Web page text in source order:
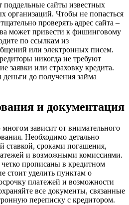
сайты известных
организаций. Чтобы не попасться
проверять адрес сайта –
может привести к фишинговому
по ссылкам из
или электронных писем.
никогда не требуют
заявки или страховку кредита.
до получения займа
и документация
зависит от внимательного
Необходимо детально
ставкой, сроками погашения,
и возможными комиссиями.
прописаны в кредитном
стоит уделить пунктам о
платежей и возможности
все документы, связанные
переписку с кредитором.